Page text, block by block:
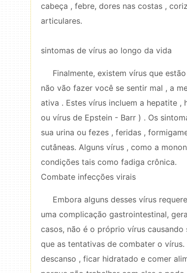
cabeça , febre, dores nas costas ,
articulares.
sintomas de vírus ao longo da vida
Finalmente, existem vírus que
não vão fazer você se sentir mal , a
ativa . Estes vírus incluem a hepatite
ou vírus de Epstein - Barr ) . Os
sua urina ou fezes , feridas ,
cutâneas. Alguns vírus , como a
condições tais como fadiga crônica.
Combate infecções virais
Embora alguns desses vírus
uma complicação gastrointestinal,
casos, não é o próprio vírus
que as tentativas de combater o
descanso , ficar hidratado e comer